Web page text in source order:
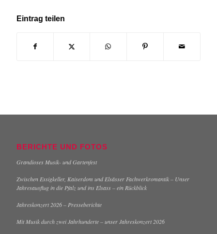
Eintrag teilen
BERICHTE UND FOTOS
Grandioses Musik- und Gartenfest
Zwischen Essigkeller, Kaiserdom und Elsässer Fachwerkromantik – Unser
Jahresausflug in die Pfalz und ins Elsass – ein Rückblick
Jahreskonzert 2026 – Presseberichte
Mit Musik durch zwei Jahrhunderte – unser Jahreskonzert 2026